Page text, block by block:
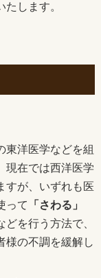
します。
東洋医学などを組
現在では西洋医学
すが、いずれも医
って
「さわる」
どを行う方法で、
様の不調を緩解し